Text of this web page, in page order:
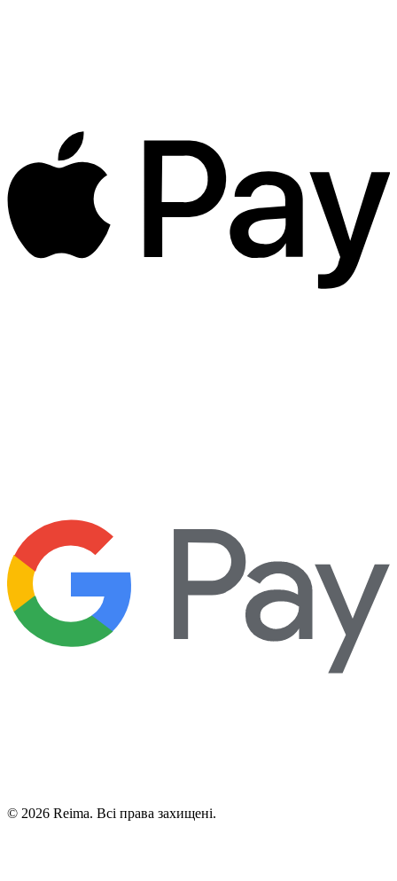
© 2026 Reima. Всі права захищені.